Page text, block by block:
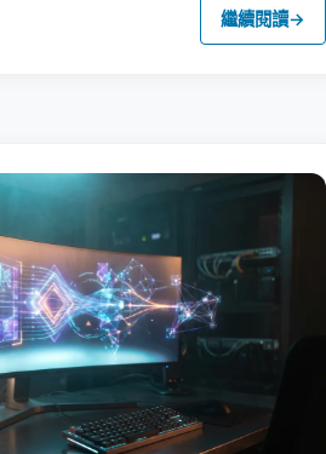
繼續閱讀→